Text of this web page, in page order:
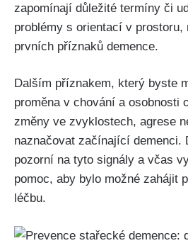
zapomínají důležité termíny či
problémy s orientací v prostoru,
prvních příznaků demence.
Dalším příznakem, který byste
proměna v chování a osobnosti
změny ve zvyklostech, agrese
naznačovat začínající demenci.
pozorní na tyto signály a včas
pomoc, aby bylo možné zahájit
léčbu.